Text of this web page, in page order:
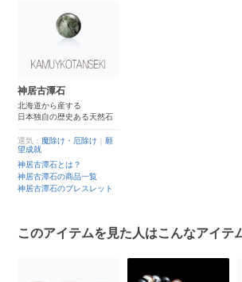
神居古潭石
北海道から産する
日本独自の歴史ある天然石
運気： 魔除け・厄除け
願
望成就
神居古潭石とは？
神居古潭石の商品一覧
神居古潭石のブレスレット
このアイテムを見た人はこんなアイテ